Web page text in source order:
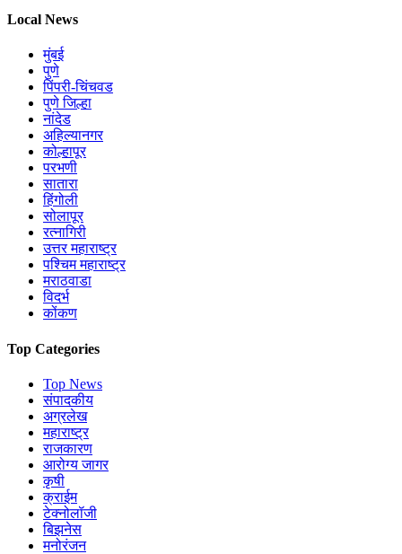
Local News
मुंबई
पुणे
पिंपरी-चिंचवड
पुणे जिल्हा
नांदेड
अहिल्यानगर
कोल्हापूर
परभणी
सातारा
हिंगोली
सोलापूर
रत्नागिरी
उत्तर महाराष्ट्र
पश्चिम महाराष्ट्र
मराठवाडा
विदर्भ
कोंकण
Top Categories
Top News
संपादकीय
अग्रलेख
महाराष्ट्र
राजकारण
आरोग्य जागर
कृषी
क्राईम
टेक्नोलॉजी
बिझनेस
मनोरंजन